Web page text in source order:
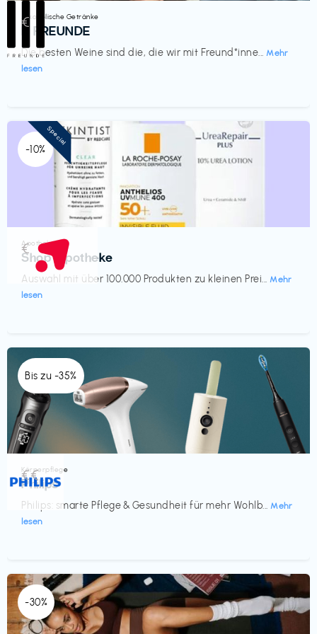
Alkoholische Getränke
III FREUNDE
Die besten Weine sind die, die wir mit Freund*inne... Mehr
lesen
€‎
-10%
Apotheke
Shop Apotheke
Auswahl mit über 100.000 Produkten zu kleinen Prei... Mehr
lesen
€‎
Special
Bis zu -35%
Körperpflege
Philips
Philips: smarte Pflege & Gesundheit für mehr Wohlb... Mehr
lesen
€€‎
-30%